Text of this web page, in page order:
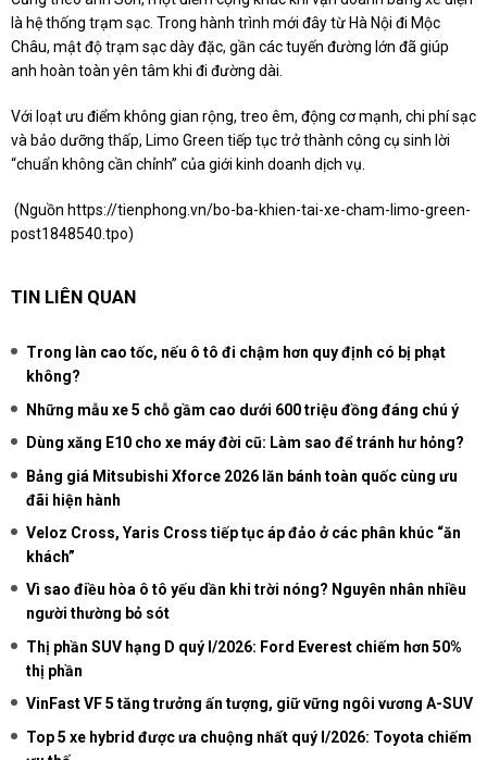
là hệ thống trạm sạc. Trong hành trình mới đây từ Hà Nội đi Mộc
Châu, mật độ trạm sạc dày đặc, gần các tuyến đường lớn đã giúp
anh hoàn toàn yên tâm khi đi đường dài.
Với loạt ưu điểm không gian rộng, treo êm, động cơ mạnh, chi phí sạc
và bảo dưỡng thấp, Limo Green tiếp tục trở thành công cụ sinh lời
“chuẩn không cần chỉnh” của giới kinh doanh dịch vụ.
(Nguồn https://tienphong.vn/bo-ba-khien-tai-xe-cham-limo-green-
post1848540.tpo)
TIN LIÊN QUAN
Trong làn cao tốc, nếu ô tô đi chậm hơn quy định có bị phạt
không?
Những mẫu xe 5 chỗ gầm cao dưới 600 triệu đồng đáng chú ý
Dùng xăng E10 cho xe máy đời cũ: Làm sao để tránh hư hỏng?
Bảng giá Mitsubishi Xforce 2026 lăn bánh toàn quốc cùng ưu
đãi hiện hành
Veloz Cross, Yaris Cross tiếp tục áp đảo ở các phân khúc “ăn
khách”
Vì sao điều hòa ô tô yếu dần khi trời nóng? Nguyên nhân nhiều
người thường bỏ sót
Thị phần SUV hạng D quý I/2026: Ford Everest chiếm hơn 50%
thị phần
VinFast VF 5 tăng trưởng ấn tượng, giữ vững ngôi vương A-SUV
Top 5 xe hybrid được ưa chuộng nhất quý I/2026: Toyota chiếm